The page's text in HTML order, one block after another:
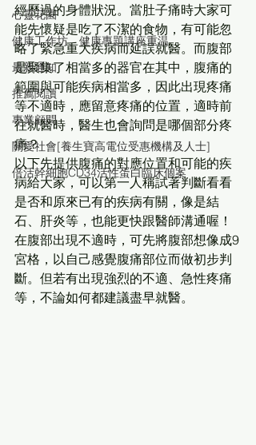
心靈花園
健康工作坊、健康專題講座重温
最新通知
推薦閱讀
專業顧問
關愛社會[養生寶高電位受惠機構及人士]
倍活幹細胞CD34活性蛋白臨床個案
經歷過的身體狀況。當肚子痛時大家可
能先懷疑是吃了不潔的食物，有可能忽
略了緊急重大疾病而延誤就醫。而腹部
是聚集了相當多的器官在其中，腹痛的
範圍與可能疾病相當多，因此出現疼痛
等不適時，應留意疼痛的位置，適時前
往就醫時，醫生也會詢問是哪個部分疼
痛？
以下先提供腹痛的對應位置和可能的疾
病給大家，可以第一人稱試著判斷看看
是否和原來已有的疾病有關，像是結
石、肝炎等，也能更快跟醫師溝通喔！
在腹部出現不適時，可先將腹部想像成9
宮格，以自己感覺腹痛部位而做初步判
斷。但若有出現強烈的不適、急性疼痛
等，不論如何都建議盡早就醫。